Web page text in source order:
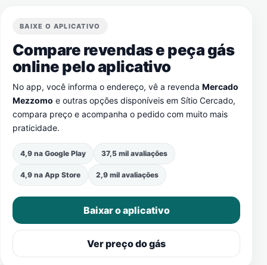
BAIXE O APLICATIVO
Compare revendas e peça gás
online pelo aplicativo
No app, você informa o endereço, vê a revenda Mercado
Mezzomo e outras opções disponíveis em Sítio Cercado,
compara preço e acompanha o pedido com muito mais
praticidade.
4,9 na Google Play 37,5 mil avaliações
4,9 na App Store 2,9 mil avaliações
Baixar o aplicativo
Ver preço do gás